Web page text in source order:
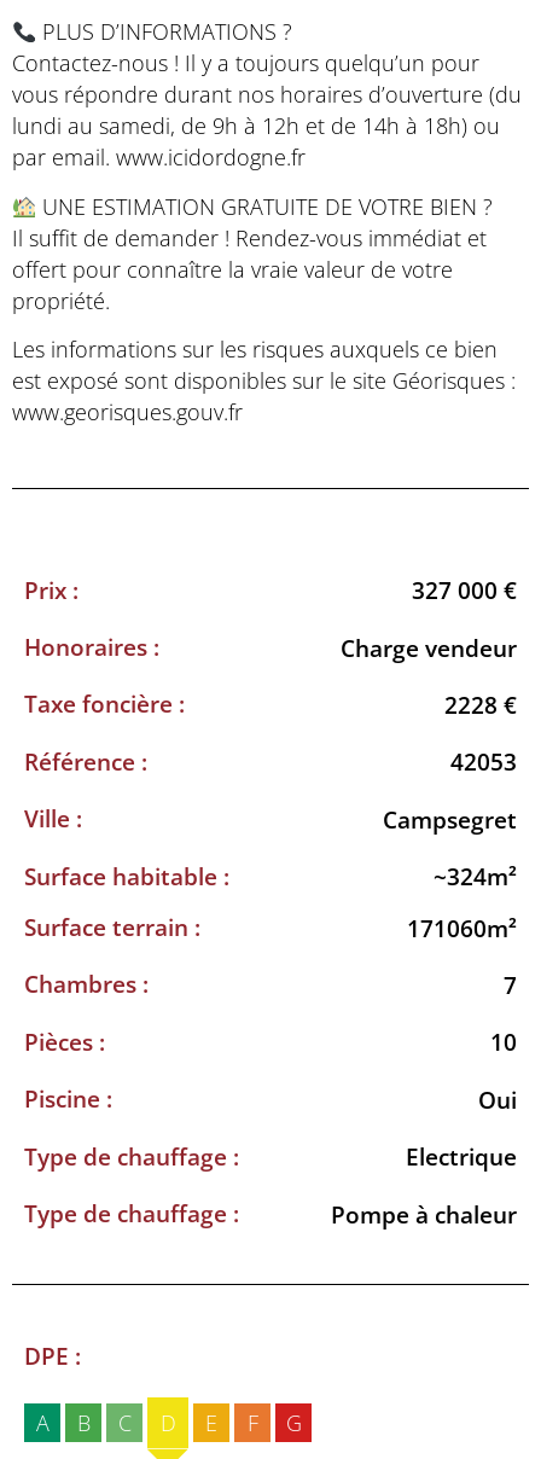
PLUS D’INFORMATIONS ?
Contactez-nous ! Il y a toujours quelqu’un pour
vous répondre durant nos horaires d’ouverture (du
lundi au samedi, de 9h à 12h et de 14h à 18h) ou
par email. www.icidordogne.fr
UNE ESTIMATION GRATUITE DE VOTRE BIEN ?
Il suffit de demander ! Rendez-vous immédiat et
offert pour connaître la vraie valeur de votre
propriété.
Les informations sur les risques auxquels ce bien
est exposé sont disponibles sur le site Géorisques :
www.georisques.gouv.fr
Prix :
327 000 €
Honoraires :
Charge vendeur
Taxe foncière :
2228 €
Référence :
42053
Ville :
Campsegret
Surface habitable :
~324m²
Surface terrain :
171060m²
Chambres :
7
Pièces :
10
Piscine :
Oui
Type de chauffage :
Electrique
Type de chauffage :
Pompe à chaleur
DPE :
A B C D E F G